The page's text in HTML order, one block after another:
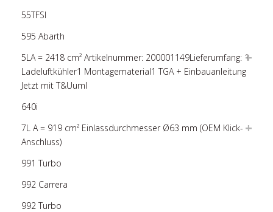
55TFSI
595 Abarth
5LA = 2418 cm² Artikelnummer: 200001149Lieferumfang: 1
Ladeluftkühler1 Montagematerial1 TGA + Einbauanleitung
Jetzt mit T&Uuml
640i
7L A = 919 cm² Einlassdurchmesser Ø63 mm (OEM Klick-
Anschluss)
991 Turbo
992 Carrera
992 Turbo